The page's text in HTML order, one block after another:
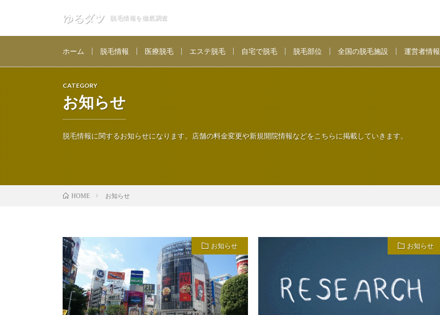
ゆるダツ 脱毛情報を徹底調査
ホーム 脱毛情報 医療脱毛 エステ脱毛 自宅で脱毛 脱毛部位 全国の脱毛施設 運営者情報
CATEGORY
お知らせ
脱毛情報に関するお知らせになります。店舗の料金変更や新規開院情報などをこちらに掲載していきます。
HOME お知らせ
お知らせ お知らせ